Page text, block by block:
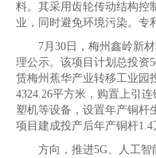
料。其采用齿轮传动结构控
业，同时避免环境污染。专
7月30日，梅州鑫岭新材
理公示。该项目计划总投资
赁梅州蕉华产业转移工业园
4324.26平方米，购置上引
塑机等设备，设置年产铜杆
项目建成投产后年产铜杆1.4
方向，推进5G、人工智